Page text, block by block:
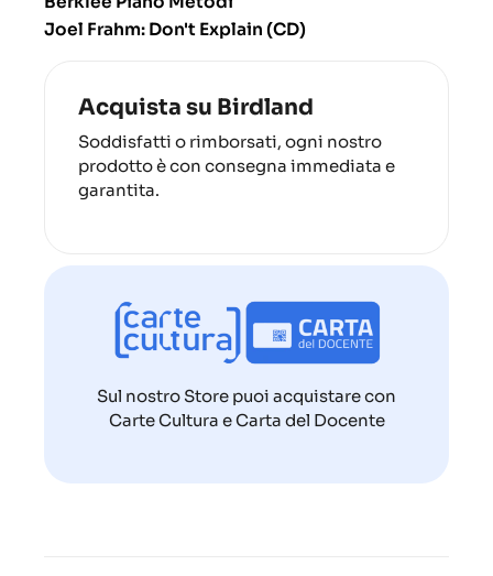
Joel Frahm: Don't Explain (CD)
Acquista su Birdland
Soddisfatti o rimborsati, ogni nostro
prodotto è con consegna immediata e
garantita.
Sul nostro Store puoi acquistare con
Carte Cultura e Carta del Docente